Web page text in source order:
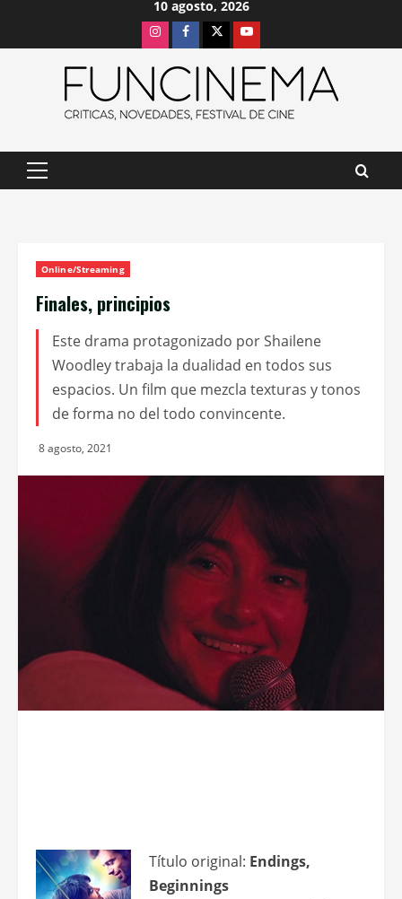
10 agosto, 2026
InstagramFacebook
X Youtube
Menú
Online/Streaming
Finales, principios
Este drama protagonizado por Shailene
Woodley trabaja la dualidad en todos sus
espacios. Un film que mezcla texturas y tonos
de forma no del todo convincente.
8 agosto, 2021
Título original: Endings,
Beginnings